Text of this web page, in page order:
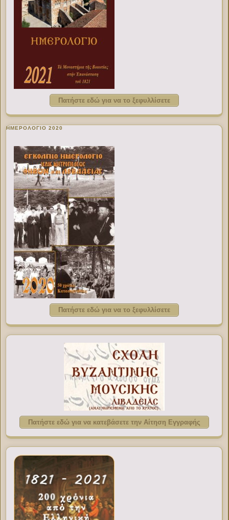
Πατήστε εδώ για να το ξεφυλλίσετε
ΗΜΕΡΟΛΟΓΙΟ 2020
Πατήστε εδώ για να το ξεφυλλίσετε
Πατήστε εδώ για να κατεβάσετε την Αίτηση Εγγραφής